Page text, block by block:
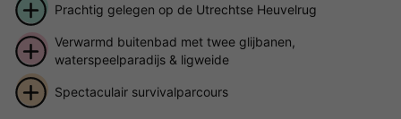
Prachtig gelegen op de Utrechtse Heuvelrug
Verwarmd buitenbad met twee glijbanen,
waterspeelparadijs & ligweide
Spectaculair survivalparcours